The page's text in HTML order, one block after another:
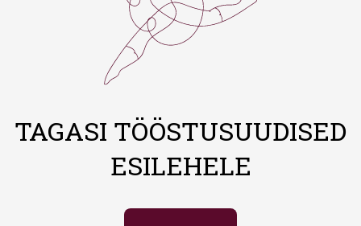
TAGASI TÖÖSTUSUUDISED
ESILEHELE